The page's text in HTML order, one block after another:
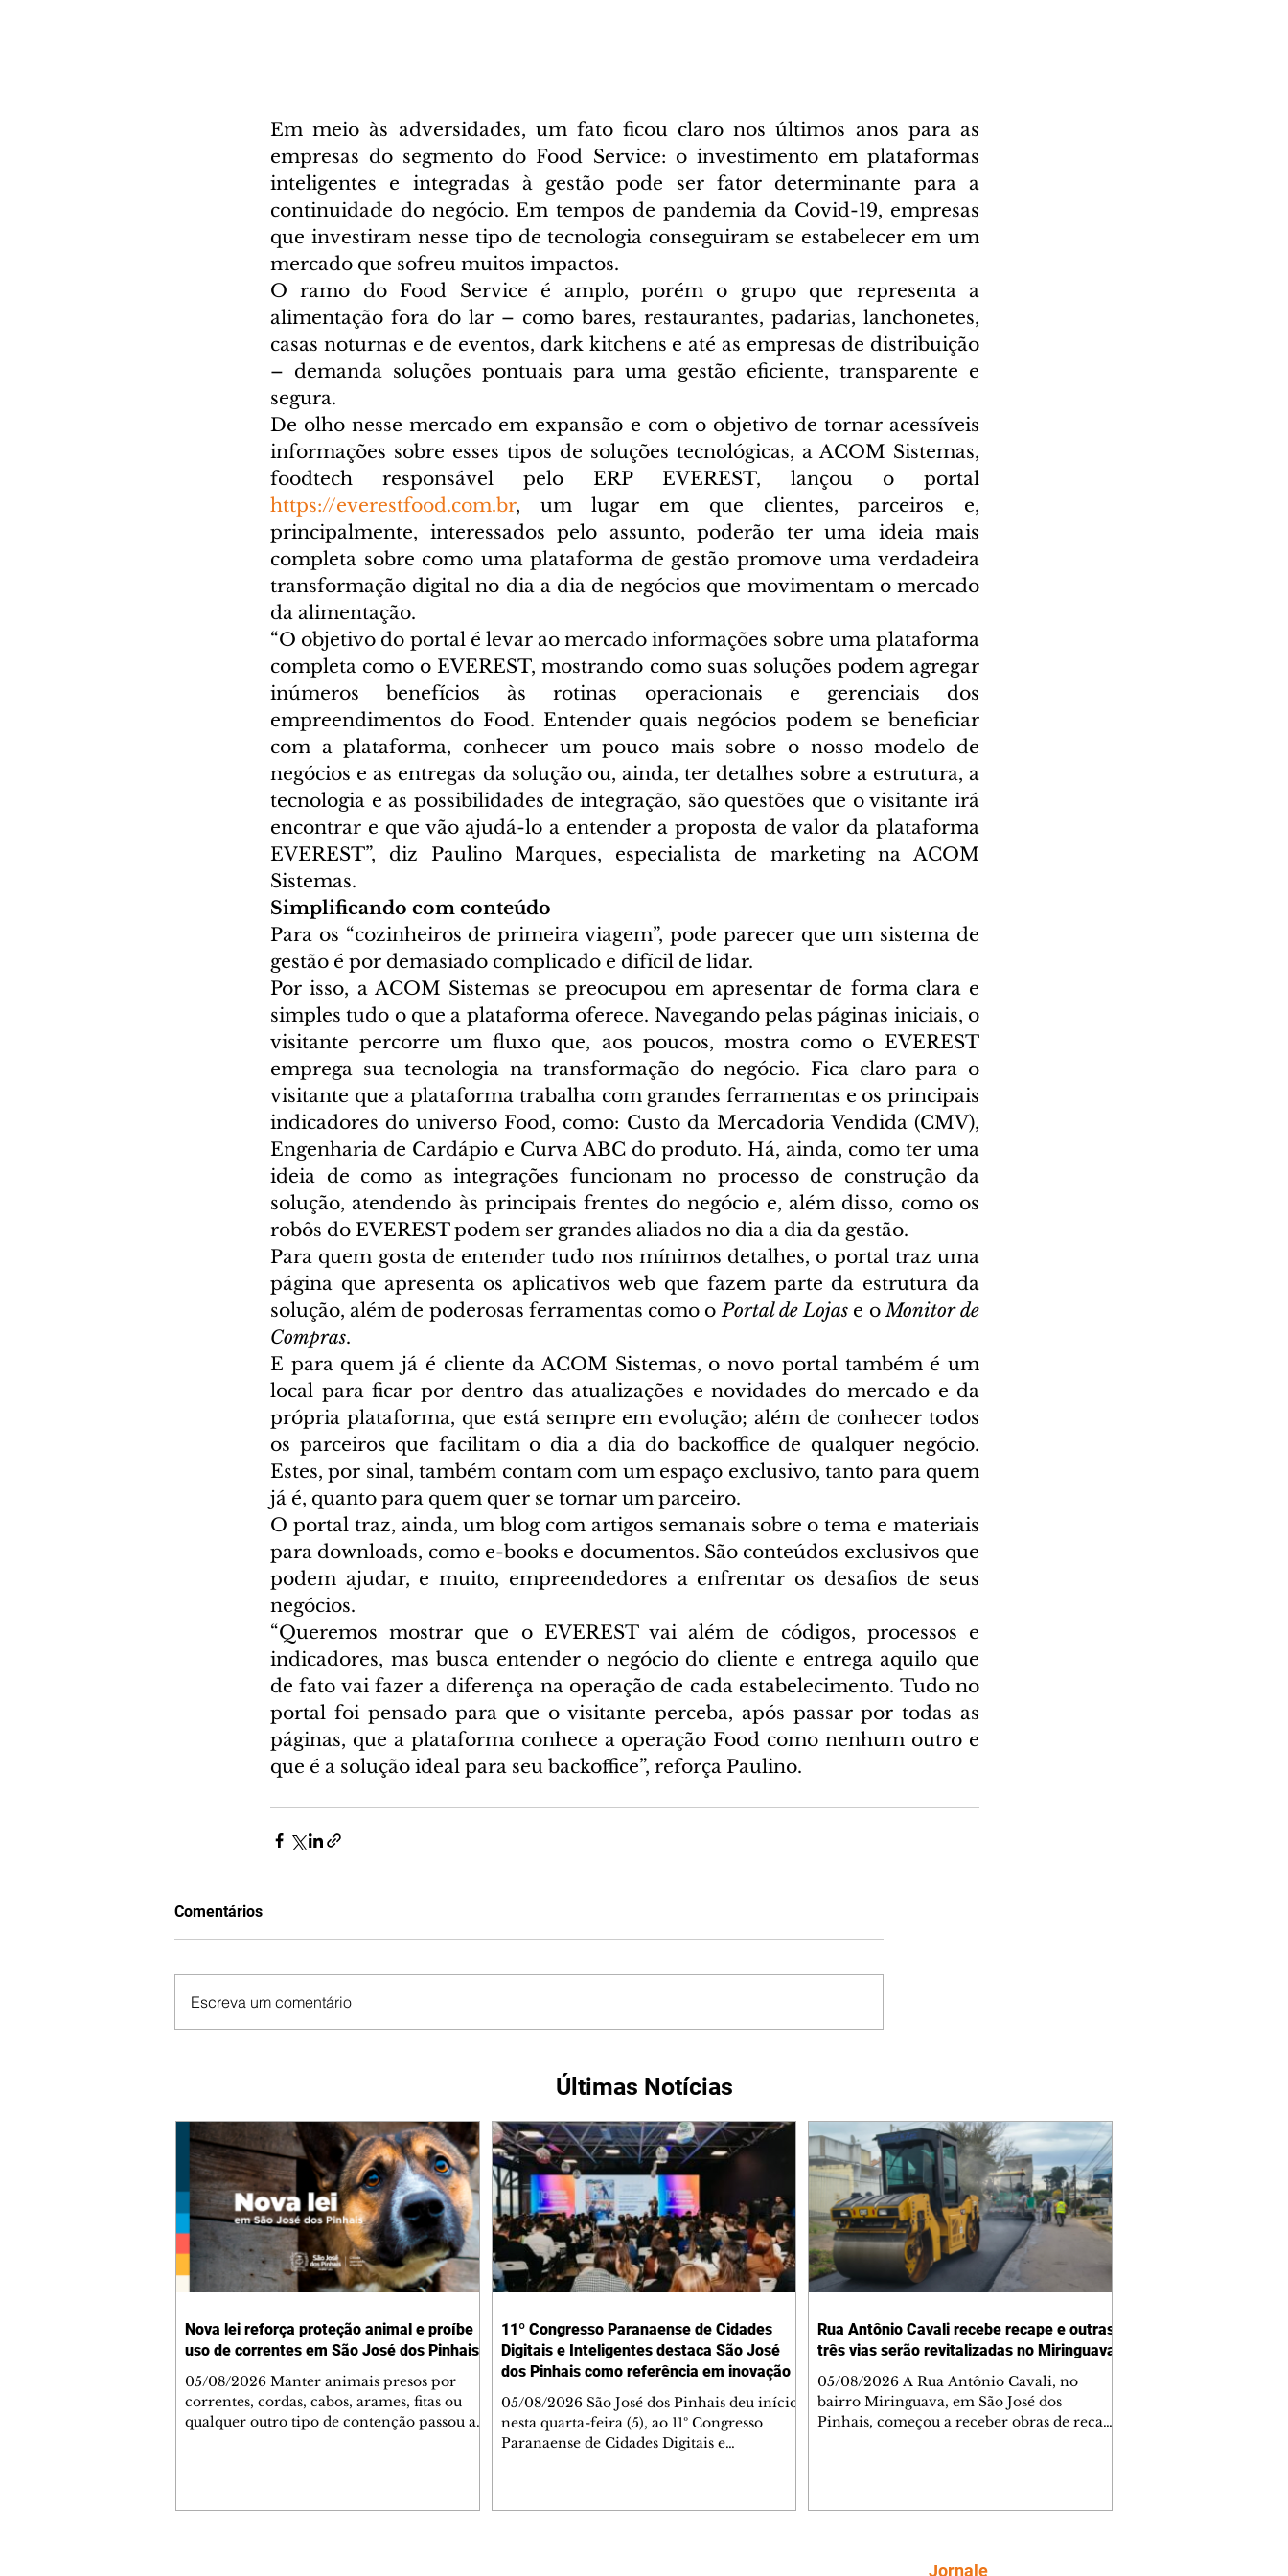
Em meio às adversidades, um fato ficou claro nos últimos anos para as
empresas do segmento do Food Service: o investimento em plataformas
inteligentes e integradas à gestão pode ser fator determinante para a
continuidade do negócio. Em tempos de pandemia da Covid-19, empresas
que investiram nesse tipo de tecnologia conseguiram se estabelecer em um
mercado que sofreu muitos impactos.
O ramo do Food Service é amplo, porém o grupo que representa a
alimentação fora do lar – como bares, restaurantes, padarias, lanchonetes,
casas noturnas e de eventos, dark kitchens e até as empresas de distribuição
– demanda soluções pontuais para uma gestão eficiente, transparente e
segura.
De olho nesse mercado em expansão e com o objetivo de tornar acessíveis
informações sobre esses tipos de soluções tecnológicas, a ACOM Sistemas,
https://everestfood.com.br, um lugar em que clientes, parceiros e,
principalmente, interessados pelo assunto, poderão ter uma ideia mais
completa sobre como uma plataforma de gestão promove uma verdadeira
transformação digital no dia a dia de negócios que movimentam o mercado
da alimentação.
“O objetivo do portal é levar ao mercado informações sobre uma plataforma
completa como o EVEREST, mostrando como suas soluções podem agregar
inúmeros benefícios às rotinas operacionais e gerenciais dos
empreendimentos do Food. Entender quais negócios podem se beneficiar
com a plataforma, conhecer um pouco mais sobre o nosso modelo de
negócios e as entregas da solução ou, ainda, ter detalhes sobre a estrutura, a
tecnologia e as possibilidades de integração, são questões que o visitante irá
encontrar e que vão ajudá-lo a entender a proposta de valor da plataforma
EVEREST”, diz Paulino Marques, especialista de marketing na ACOM
Sistemas.
Simplificando com conteúdo
Para os “cozinheiros de primeira viagem”, pode parecer que um sistema de
gestão é por demasiado complicado e difícil de lidar.
Por isso, a ACOM Sistemas se preocupou em apresentar de forma clara e
simples tudo o que a plataforma oferece. Navegando pelas páginas iniciais, o
visitante percorre um fluxo que, aos poucos, mostra como o EVEREST
emprega sua tecnologia na transformação do negócio. Fica claro para o
visitante que a plataforma trabalha com grandes ferramentas e os principais
indicadores do universo Food, como: Custo da Mercadoria Vendida (CMV),
Engenharia de Cardápio e Curva ABC do produto. Há, ainda, como ter uma
ideia de como as integrações funcionam no processo de construção da
solução, atendendo às principais frentes do negócio e, além disso, como os
robôs do EVEREST podem ser grandes aliados no dia a dia da gestão.
Para quem gosta de entender tudo nos mínimos detalhes, o portal traz uma
página que apresenta os aplicativos web que fazem parte da estrutura da
solução, além de poderosas ferramentas como o Portal de Lojas e o Monitor de
Compras.
E para quem já é cliente da ACOM Sistemas, o novo portal também é um
local para ficar por dentro das atualizações e novidades do mercado e da
própria plataforma, que está sempre em evolução; além de conhecer todos
os parceiros que facilitam o dia a dia do backoffice de qualquer negócio.
Estes, por sinal, também contam com um espaço exclusivo, tanto para quem
já é, quanto para quem quer se tornar um parceiro.
O portal traz, ainda, um blog com artigos semanais sobre o tema e materiais
para downloads, como e-books e documentos. São conteúdos exclusivos que
podem ajudar, e muito, empreendedores a enfrentar os desafios de seus
negócios.
“Queremos mostrar que o EVEREST vai além de códigos, processos e
indicadores, mas busca entender o negócio do cliente e entrega aquilo que
de fato vai fazer a diferença na operação de cada estabelecimento. Tudo no
portal foi pensado para que o visitante perceba, após passar por todas as
páginas, que a plataforma conhece a operação Food como nenhum outro e
que é a solução ideal para seu backoffice”, reforça Paulino.
Comentários
Escreva um comentário
Últimas Notícias
Nova lei reforça proteção animal e proíbe
uso de correntes em São José dos Pinhais
05/08/2026 Manter animais presos por
correntes, cordas, cabos, arames, fitas ou
qualquer outro tipo de contenção passou a
11º Congresso Paranaense de Cidades
Digitais e Inteligentes destaca São José
dos Pinhais como referência em inovação
05/08/2026 São José dos Pinhais deu início,
nesta quarta-feira (5), ao 11º Congresso
Paranaense de Cidades Digitais e
Rua Antônio Cavali recebe recape e outras
três vias serão revitalizadas no Miringuava
05/08/2026 A Rua Antônio Cavali, no
bairro Miringuava, em São José dos
Pinhais, começou a receber obras de recape
pavimentação deve melhorar as condições
Jornale